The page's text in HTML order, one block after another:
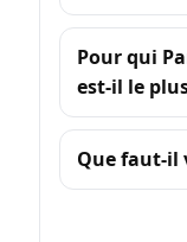
Pour qui
est-il le
Que faut-il